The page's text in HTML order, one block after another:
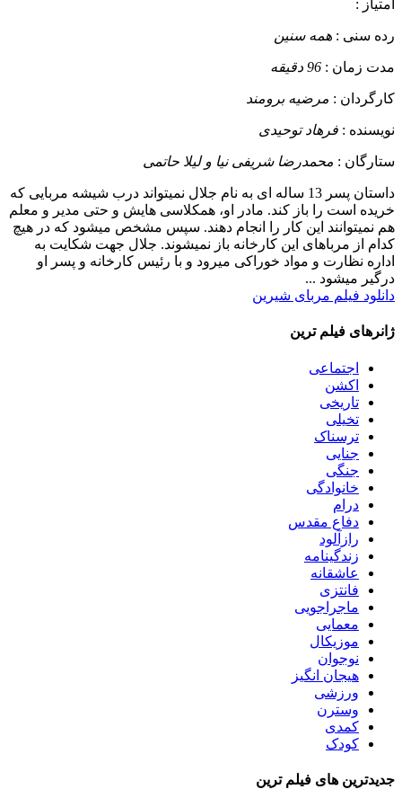
امتیاز :
رده سنی : همه سنین
مدت زمان : 96 دقیقه
کارگردان : مرضیه برومند
نویسنده : فرهاد توحیدی
ستارگان : محمدرضا شریفی نیا و لیلا حاتمی
داستان
پسر 13 ساله ای به نام جلال نمیتواند درب شیشه مربایی که
خریده است را باز کند. مادر او، همکلاسی هایش و حتی مدیر و معلم
هم نمیتوانند این کار را انجام دهند. سپس مشخص میشود که در هیچ
کدام از مرباهای این کارخانه باز نمیشوند. جلال جهت شکایت به
اداره نظارت و مواد خوراکی میرود و با رئیس کارخانه و پسر او
درگیر میشود ...
دانلود فیلم مربای شیرین
ژانرهای فیلم ترین
اجتماعی
اکشن
تاریخی
تخیلی
ترسناک
جنایی
جنگی
خانوادگی
درام
دفاع مقدس
رازآلود
زندگینامه
عاشقانه
فانتزی
ماجراجویی
معمایی
موزیکال
نوجوان
هیجان انگیز
ورزشی
وسترن
کمدی
کودک
جدیدترین های فیلم ترین